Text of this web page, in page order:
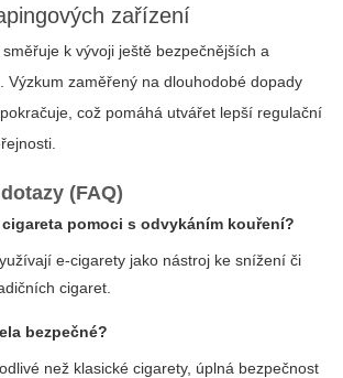
zařízení
k vývoji ještě bezpečnějších a
Výzkum zaměřený na dlouhodobé dopady
což pomáhá utvářet lepší regulační
(FAQ)
pomoci s odvykáním kouření?
e-cigarety jako nástroj ke snížení či
cigaret.
bezpečné?
než klasické cigarety, úplná bezpečnost